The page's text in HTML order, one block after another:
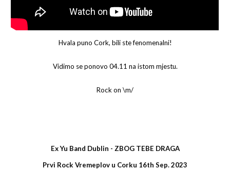
Hvala puno Cork, bili ste fenomenalni!
Vidimo se ponovo 04.11 na istom mjestu.
Rock on \m/
Ex Yu Band Dublin - ZBOG TEBE DRAGA
Prvi Rock Vremeplov u Corku 16th Sep. 2023